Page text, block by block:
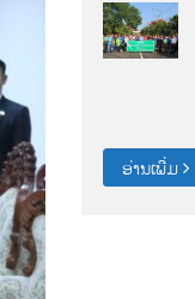
ອ່ານເພີ່ມ